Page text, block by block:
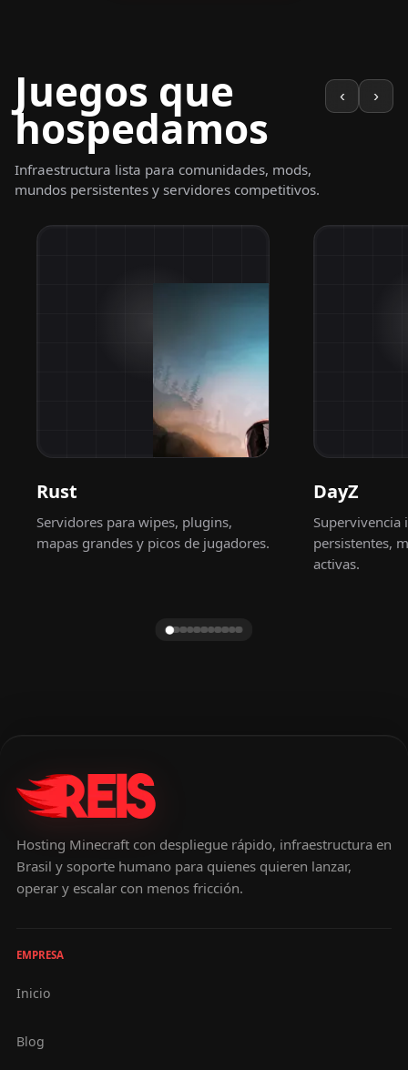
Juegos que
hospedamos
Infraestructura lista para comunidades, mods,
mundos persistentes y servidores competitivos.
‹ ›
Rust
Servidores para wipes, plugins,
mapas grandes y picos de jugadores.
DayZ
Supervivencia
persistentes,
activas.
Hosting Minecraft con despliegue rápido, infraestructura en
Brasil y soporte humano para quienes quieren lanzar,
operar y escalar con menos fricción.
EMPRESA
Inicio
Blog